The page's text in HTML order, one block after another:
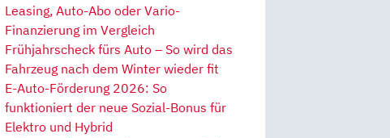
Leasing, Auto-Abo oder Vario-
Finanzierung im Vergleich
Frühjahrscheck fürs Auto – So wird das
Fahrzeug nach dem Winter wieder fit
E-Auto-Förderung 2026: So
funktioniert der neue Sozial-Bonus für
Elektro und Hybrid